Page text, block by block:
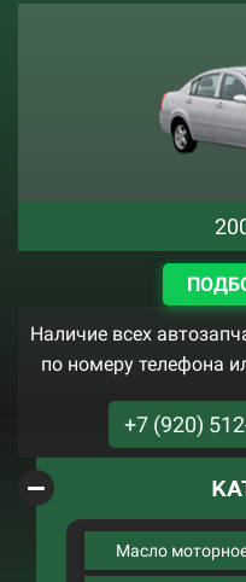
Наличие всех
по номеру телефона
+7 (920)
Масло